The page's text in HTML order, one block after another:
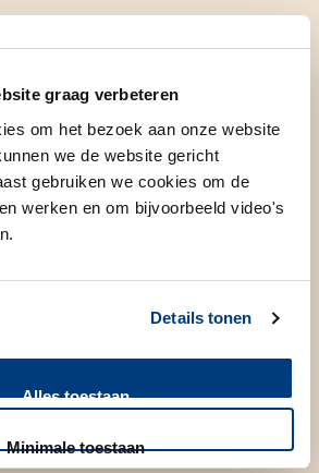
graag verbeteren
om het bezoek aan onze website
we de website gericht
gebruiken we cookies om de
werken en om bijvoorbeeld video's
Details tonen
Alles toestaan
Minimale toestaan
om te
ons werk,
SEH2AOA-
heeft op
van de
patiënten.”